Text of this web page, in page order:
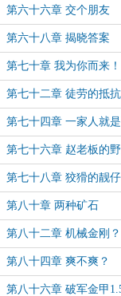
第六十六章 交个朋友
第六十八章 揭晓答案
第七十章 我为你而来！
第七十二章 徒劳的抵抗
第七十四章 一家人就
第七十六章 赵老板的
第七十八章 狡猾的靓仔
第八十章 两种矿石
第八十二章 机械金刚？
第八十四章 爽不爽？
第八十六章 破军金甲